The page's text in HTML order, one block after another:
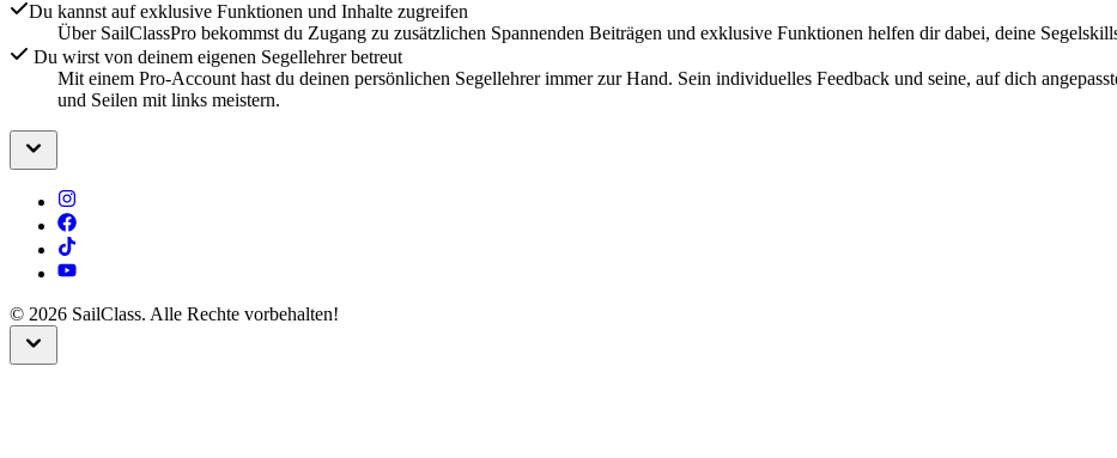
Du kannst auf exklusive Funktionen und Inhalte zugreifen
Über SailClassPro bekommst du Zugang zu zusätzlichen Spannenden Beiträgen und exklusive Funktionen helfen dir dabei, deine
Du wirst von deinem eigenen Segellehrer betreut
Mit einem Pro-Account hast du deinen persönlichen Segellehrer immer zur Hand. Sein individuelles Feedback und seine, auf dich
und Seilen mit links meistern.
© 2026 SailClass. Alle Rechte vorbehalten!